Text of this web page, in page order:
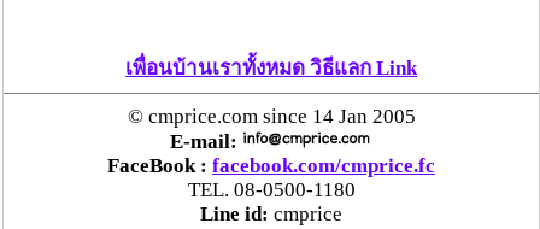
เพื่อนบ้านเราทั้งหมด วิธีแลก Link
© cmprice.com since 14 Jan 2005
E-mail:
FaceBook : facebook.com/cmprice.fc
TEL. 08-0500-1180
Line id: cmprice